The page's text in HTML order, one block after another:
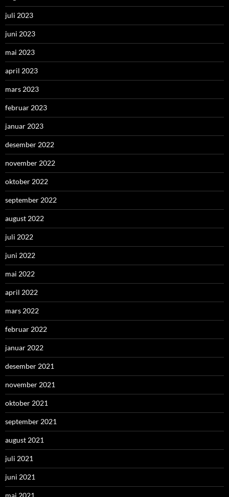
juli 2023
juni 2023
mai 2023
april 2023
mars 2023
februar 2023
januar 2023
desember 2022
november 2022
oktober 2022
september 2022
august 2022
juli 2022
juni 2022
mai 2022
april 2022
mars 2022
februar 2022
januar 2022
desember 2021
november 2021
oktober 2021
september 2021
august 2021
juli 2021
juni 2021
mai 2021